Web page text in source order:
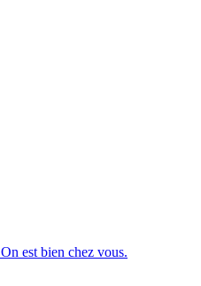
On est bien chez vous.